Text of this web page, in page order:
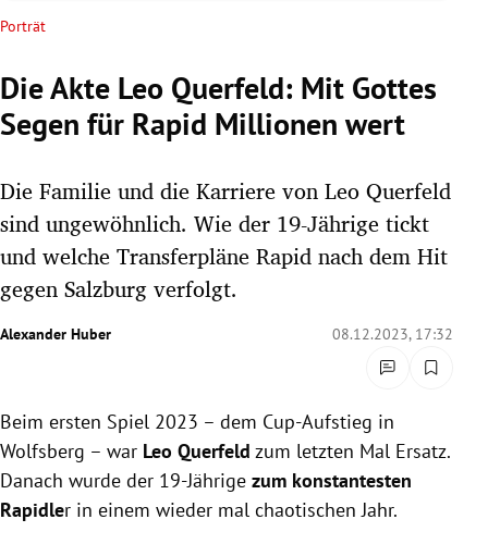
Untermenü
Untermenü
Untermenü
Untermenü
Untermenü
Untermenü
Untermenü
Untermenü
Porträt
Die Akte Leo Querfeld: Mit Gottes
Segen für Rapid Millionen wert
Die Familie und die Karriere von Leo Querfeld
sind ungewöhnlich. Wie der 19-Jährige tickt
und welche Transferpläne Rapid nach dem Hit
gegen Salzburg verfolgt.
Alexander Huber 08.12.2023, 17:32
Beim ersten Spiel 2023 – dem Cup-Aufstieg in
Wolfsberg – war Leo Querfeld zum letzten Mal Ersatz.
Danach wurde der 19-Jährige zum konstantesten
Rapidler in einem wieder mal chaotischen Jahr.